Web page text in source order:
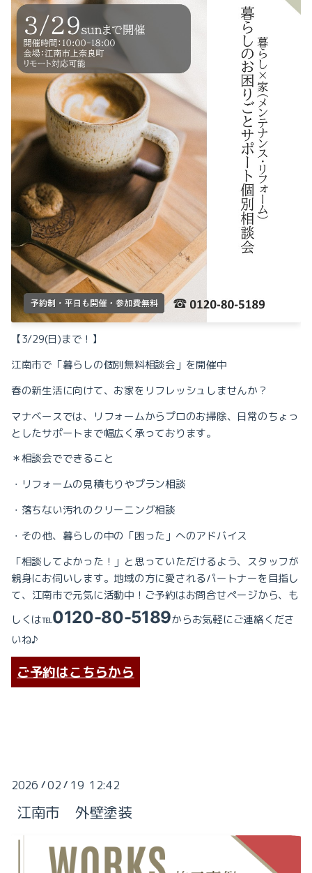
2025-07（2）
2025-02（1）
2025-01（1）
2024-12（1）
2024-09（1）
【3/29(日)まで！】
江南市で「暮らしの個別無料相談会」を開催中
春の新生活に向けて、お家をリフレッシュしませんか？
マナベースでは、リフォームからプロのお掃除、 日常のちょっ
としたサポートまで幅広く承っております。
＊相談会でできること
・リフォームの見積もりやプラン相談
・落ちない汚れのクリーニング相談
・その他、暮らしの中の「困った」へのアドバイス
「相談してよかった！」と思っていただけるよう、 スタッフが
親身にお伺いします。地域の方に愛されるパートナーを目指し
て、 江南市で元気に活動中！ご予約はお問合せページから、も
しくは℡0120-80-5189からお気軽にご連絡くださ
いね♪
ご予約はこちらから
2026 /02 / 19 12:42
江南市 外壁塗装